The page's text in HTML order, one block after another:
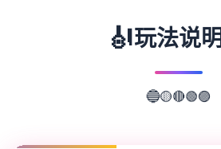
🎻玩法说明
🔵🟡🔴🟢🟣